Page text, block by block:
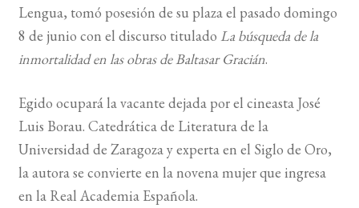
CONTACTO
MI CUENTA
LISTA DE LIBROS
Lengua, tomó posesión de su plaza el pasado domingo
8 de junio con el discurso titulado La búsqueda de la
inmortalidad en las obras de Baltasar Gracián.
Egido ocupará la vacante dejada por el cineasta José
Luis Borau. Catedrática de Literatura de la
Universidad de Zaragoza y experta en el Siglo de Oro,
la autora se convierte en la novena mujer que ingresa
en la Real Academia Española.